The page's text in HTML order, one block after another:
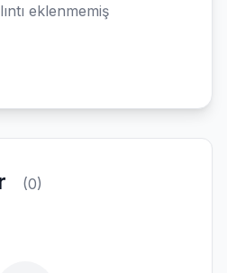
eklenmemiş
(0)